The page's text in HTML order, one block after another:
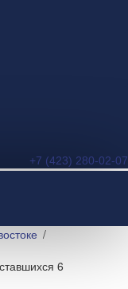
+7 (423) 280-02-07
6